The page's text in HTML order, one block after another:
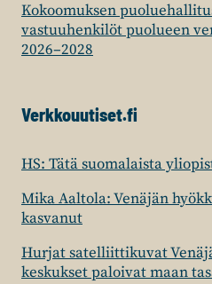
Kokoomuksen
vastuuhenkilöt puolueen
2026–2028
Verkkouutiset.fi
HS: Tätä suomalaista
Mika Aaltola: Venäjän
kasvanut
Hurjat satelliittikuvat
keskukset paloivat maan